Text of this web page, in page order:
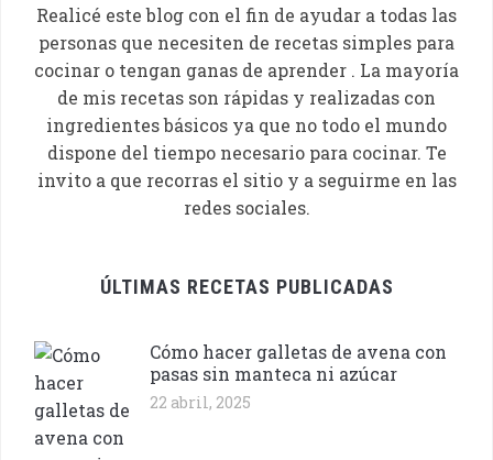
Realicé este blog con el fin de ayudar a todas las
personas que necesiten de recetas simples para
cocinar o tengan ganas de aprender . La mayoría
de mis recetas son rápidas y realizadas con
ingredientes básicos ya que no todo el mundo
dispone del tiempo necesario para cocinar. Te
invito a que recorras el sitio y a seguirme en las
redes sociales.
ÚLTIMAS RECETAS PUBLICADAS
Cómo hacer galletas de avena con
pasas sin manteca ni azúcar
22 abril, 2025